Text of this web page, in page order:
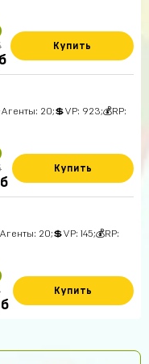
Купить
20;💲VP: 923;💰RP:
Купить
20;💲VP: 145;💰RP:
Купить